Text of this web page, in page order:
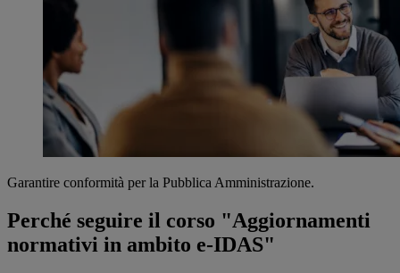
Garantire conformità per la Pubblica Amministrazione.
Perché seguire il corso "Aggiornamenti
normativi in ambito e-IDAS"